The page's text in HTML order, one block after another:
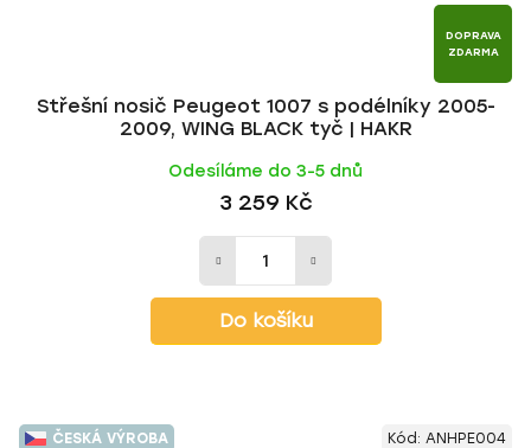
DOPRAVA
ZDARMA
Střešní nosič Peugeot 1007 s podélníky 2005-
2009, WING BLACK tyč | HAKR
Odesíláme do 3-5 dnů
3 259 Kč
Do košíku
ČESKÁ VÝROBA Kód: ANHPE004